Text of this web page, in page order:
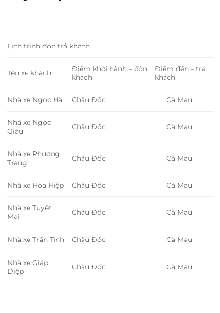
Lịch trình đón trả khách
Tên xe khách
Điểm khởi hành – đón
khách
Điểm đến – trả
khách
Nhà xe Ngọc Hà Châu Đốc Cà Mau
Nhà xe Ngọc
Giàu
Châu Đốc Cà Mau
Nhà xe Phương
Trang
Châu Đốc Cà Mau
Nhà xe Hòa Hiệp Châu Đốc Cà Mau
Nhà xe Tuyết
Mai
Châu Đốc Cà Mau
Nhà xe Trần Tính Châu Đốc Cà Mau
Nhà xe Giáp
Diệp
Châu Đốc Cà Mau